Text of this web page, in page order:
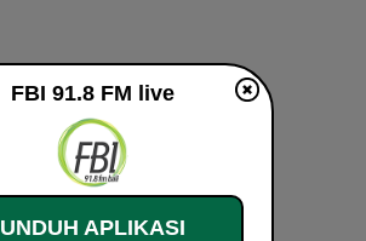
FBI 91.8 FM live
UNDUH APLIKASI